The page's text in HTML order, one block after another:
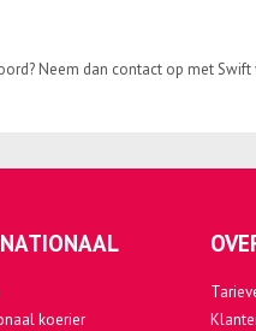
Neem dan contact op met Swift
koerier